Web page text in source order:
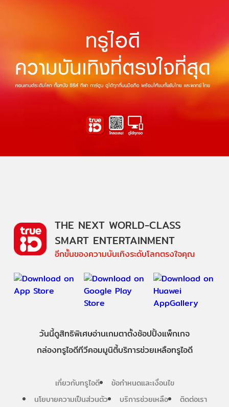
THE NEXT WORLD-CLASS
SMART ENTERTAINMENT
อีกขั้นของความบันเทิงระดับโลกตรงใจคุณ
วันนี้ดูสิทธิพิเศษอ่านเกมตาตั้งช้อปปิ้งแพ็กเกจ
กล่องทรูไอดีทีวีคอมมูนิตี้บริการช่วยเหลือทรูไอดี
เกี่ยวกับทรูไอดี
ข้อกำหนดและเงื่อนไข
นโยบายความเป็นส่วนตัว
บริการช่วยเหลือ ติดต่อเรา